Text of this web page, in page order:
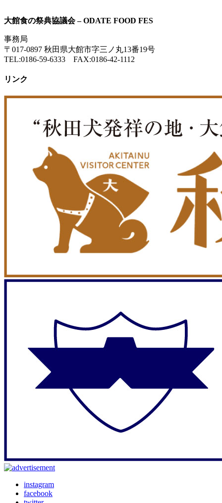
大館食の祭典協議会 – ODATE FOOD FES
事務局
〒017-0897 秋田県大館市字三ノ丸13番19号
TEL:0186-59-6333 FAX:0186-42-1112
リンク
instagram
facebook